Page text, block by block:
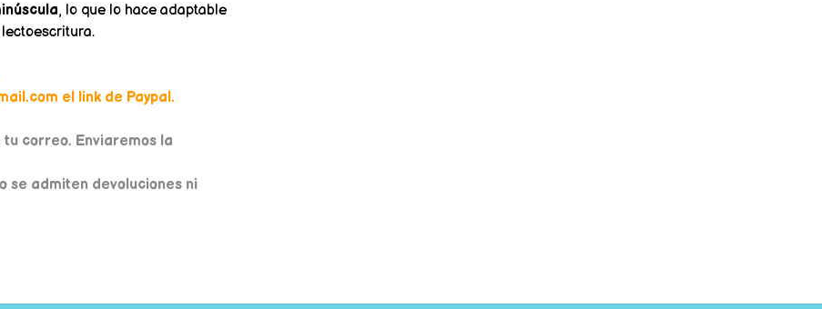
, lo que lo hace adaptable
el link de Paypal.
correo. Enviaremos la
se admiten devoluciones ni